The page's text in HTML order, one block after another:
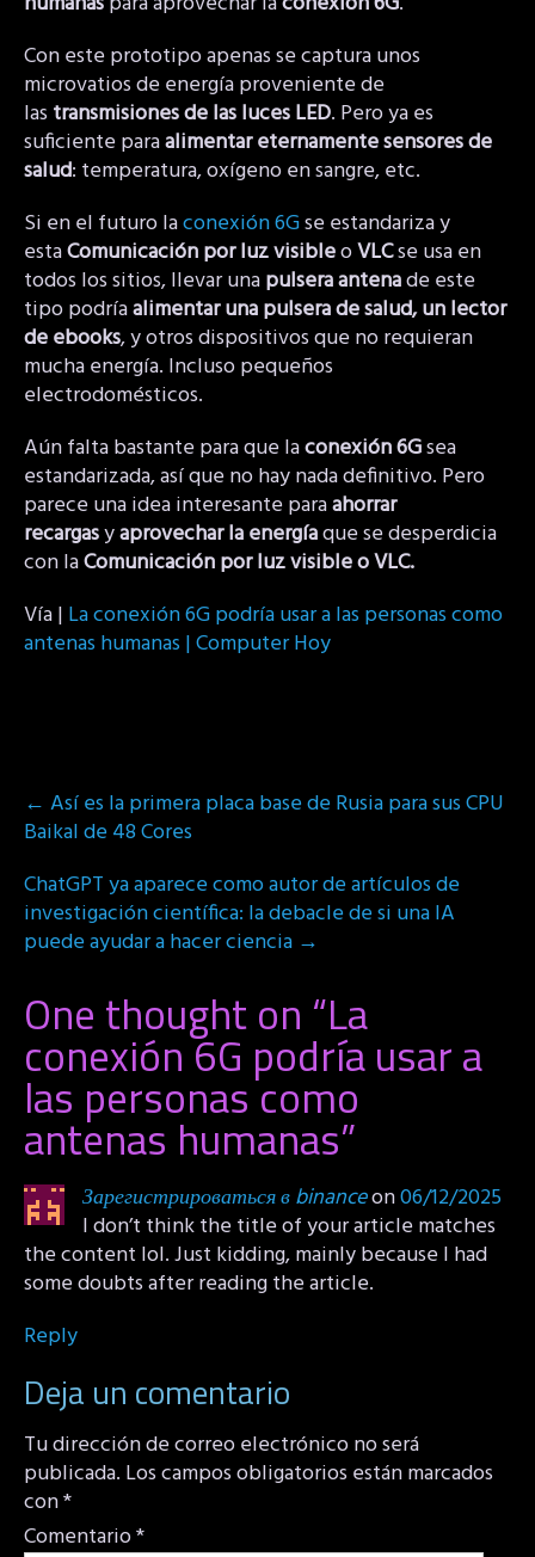
Con este prototipo apenas se captura unos
microvatios de energía proveniente de
las transmisiones de las luces LED. Pero ya es
suficiente paraalimentar eternamente sensores de
salud: temperatura, oxígeno en sangre, etc.
Si en el futuro laconexión 6Gse estandariza y
estaComunicación por luz visibleoVLCse usa en
todos los sitios, llevar unapulsera antenade este
tipo podríaalimentar una pulsera de salud,un lector
de ebooks, y otros dispositivos que no requieran
mucha energía. Incluso pequeños
electrodomésticos.
Aún falta bastante para que laconexión 6Gsea
estandarizada, así que no hay nada definitivo. Pero
parece una idea interesante paraahorrar
recargasyaprovechar la energíaque se desperdicia
con laComunicación por luz visible o VLC.
Vía | La conexión 6G podría usar a las personas como
antenas humanas | Computer Hoy
Post
navigation
← Así es la primera placa base de Rusia para sus CPU
Baikal de 48 Cores
ChatGPT ya aparece como autor de artículos de
investigación científica: la debacle de si una IA
puede ayudar a hacer ciencia →
One thought on “La
conexión 6G podría usar a
las personas como
antenas humanas”
Зарегистрироваться в binanceon06/12/2025
I don’t think the title of your article matches
the content lol. Just kidding, mainly because I had
some doubts after reading the article.
Reply
Deja un comentario
Tu dirección de correo electrónico no será
publicada. Los campos obligatorios están marcados
con*
Comentario*